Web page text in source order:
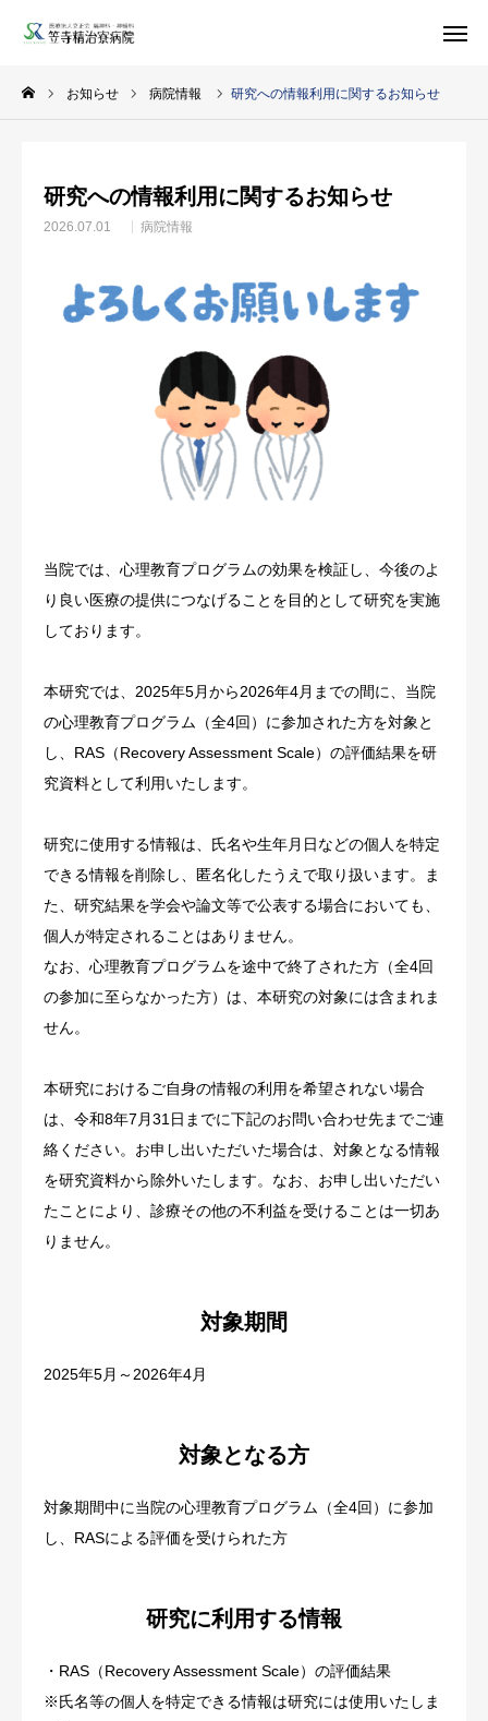
お知らせ 病院情報 研究への情報利用に関するお知らせ
研究への情報利用に関するお知らせ
2026.07.01 病院情報
当院では、心理教育プログラムの効果を検証し、今後のよ
り良い医療の提供につなげることを目的として研究を実施
しております。
本研究では、2025年5月から2026年4月までの間に、当院
の心理教育プログラム（全4回）に参加された方を対象と
し、RAS（Recovery Assessment Scale）の評価結果を研
究資料として利用いたします。
研究に使用する情報は、氏名や生年月日などの個人を特定
できる情報を削除し、匿名化したうえで取り扱います。ま
た、研究結果を学会や論文等で公表する場合においても、
個人が特定されることはありません。
なお、心理教育プログラムを途中で終了された方（全4回
の参加に至らなかった方）は、本研究の対象には含まれま
せん。
本研究におけるご自身の情報の利用を希望されない場合
は、令和8年7月31日までに下記のお問い合わせ先までご連
絡ください。お申し出いただいた場合は、対象となる情報
を研究資料から除外いたします。なお、お申し出いただい
たことにより、診療その他の不利益を受けることは一切あ
りません。
対象期間
2025年5月～2026年4月
対象となる方
対象期間中に当院の心理教育プログラム（全4回）に参加
し、RASによる評価を受けられた方
研究に利用する情報
・RAS（Recovery Assessment Scale）の評価結果
※氏名等の個人を特定できる情報は研究には使用いたしま
求人情報 精治寮病院
ご案内
医療・支援関係者の方へ